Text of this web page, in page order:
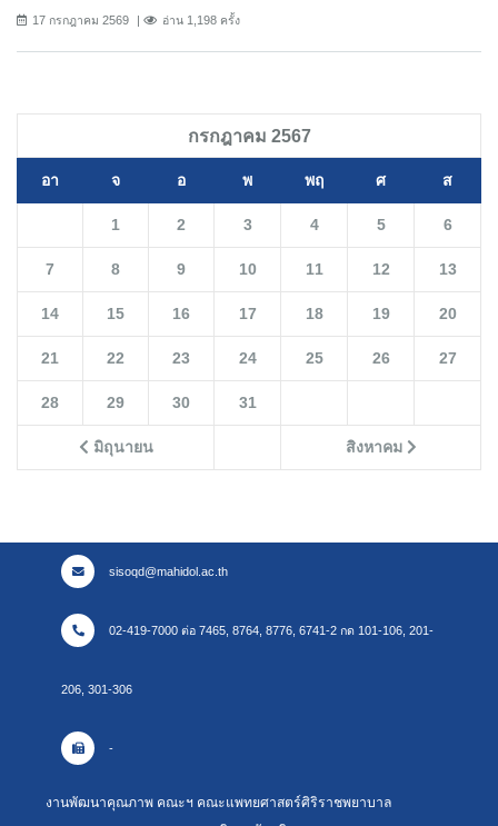
17 กรกฎาคม 2569 อ่าน 1,198 ครั้ง
กรกฎาคม 2567
อา จ อ พ พฤ ศ ส
มิถุนายน สิงหาคม
1 2 3 4 5 6
7 8 9 10 11 12 13
14 15 16 17 18 19 20
21 22 23 24 25 26 27
28 29 30 31
sisoqd@mahidol.ac.th
02-419-7000 ต่อ 7465, 8764, 8776, 6741-2 กด 101-106, 201-
206, 301-306
-
งานพัฒนาคุณภาพ คณะฯ คณะแพทยศาสตร์ศิริราชพยาบาล